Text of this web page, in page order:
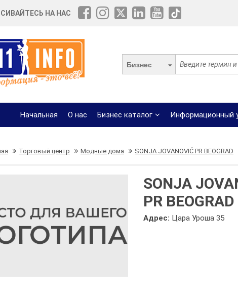
НА НАС
Бизнес
Начальная О нас Бизнес каталог Информационный
Торговый центр Модные дома SONJA JOVANOVIĆ PR BEOGRAD
SONJA
PR BEOGRAD
Адрес: Цара Уроша 35